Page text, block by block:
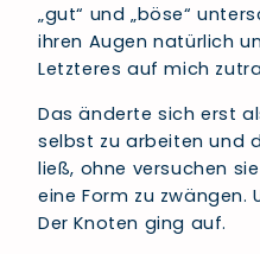
„gut“ und „böse“
ihren Augen natürlich
Letzteres auf mich
Das änderte sich erst
selbst zu arbeiten und
ließ, ohne versuchen
eine Form zu
Der Knoten ging auf.